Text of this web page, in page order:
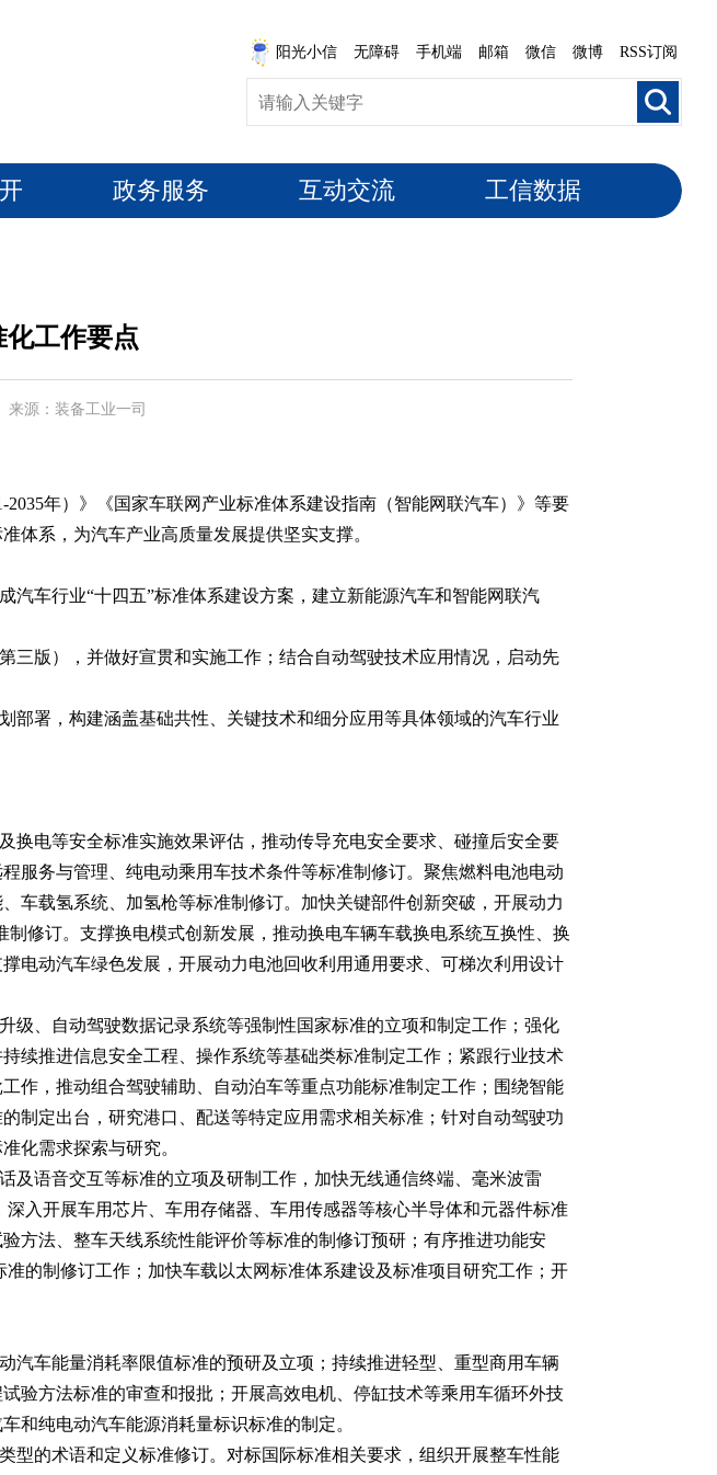
阳光小信 无障碍 手机端 邮箱 微信 微博 RSS订阅
政务服务 互动交流 工信数据
化工作要点
来源：装备工业一司
年）》《国家车联网产业标准体系建设指南（智能网联汽车）》等要
体系，为汽车产业高质量发展提供坚实支撑。
汽车行业“十四五”标准体系建设方案，建立新能源汽车和智能网联汽
三版），并做好宣贯和实施工作；结合自动驾驶技术应用情况，启动先
部署，构建涵盖基础共性、关键技术和细分应用等具体领域的汽车行业
换电等安全标准实施效果评估，推动传导充电安全要求、碰撞后安全要
服务与管理、纯电动乘用车技术条件等标准制修订。聚焦燃料电池电动
车载氢系统、加氢枪等标准制修订。加快关键部件创新突破，开展动力
修订。支撑换电模式创新发展，推动换电车辆车载换电系统互换性、换
电动汽车绿色发展，开展动力电池回收利用通用要求、可梯次利用设计
级、自动驾驶数据记录系统等强制性国家标准的立项和制定工作；强化
续推进信息安全工程、操作系统等基础类标准制定工作；紧跟行业技术
作，推动组合驾驶辅助、自动泊车等重点功能标准制定工作；围绕智能
制定出台，研究港口、配送等特定应用需求相关标准；针对自动驾驶功
化需求探索与研究。
及语音交互等标准的立项及研制工作，加快无线通信终端、毫米波雷
入开展车用芯片、车用存储器、车用传感器等核心半导体和元器件标准
方法、整车天线系统性能评价等标准的制修订预研；有序推进功能安
的制修订工作；加快车载以太网标准体系建设及标准项目研究工作；开
汽车能量消耗率限值标准的预研及立项；持续推进轻型、重型商用车辆
验方法标准的审查和报批；开展高效电机、停缸技术等乘用车循环外技
和纯电动汽车能源消耗量标识标准的制定。
型的术语和定义标准修订。对标国际标准相关要求，组织开展整车性能